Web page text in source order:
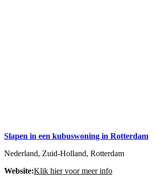
Slapen in een kubuswoning in Rotterdam
Nederland, Zuid-Holland, Rotterdam
Website:Klik hier voor meer info